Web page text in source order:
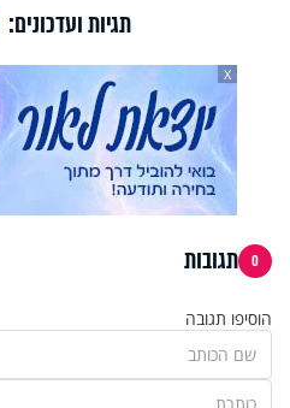
תגיות ועדכונים:
X
0 תגובות
הוסיפו תגובה